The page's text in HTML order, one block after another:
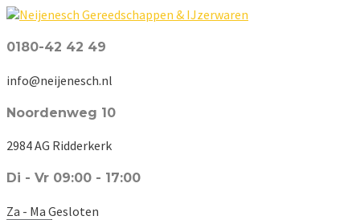
0180-42 42 49
info@neijenesch.nl
Noordenweg 10
2984 AG Ridderkerk
Di - Vr 09:00 - 17:00
Za - Ma Gesloten